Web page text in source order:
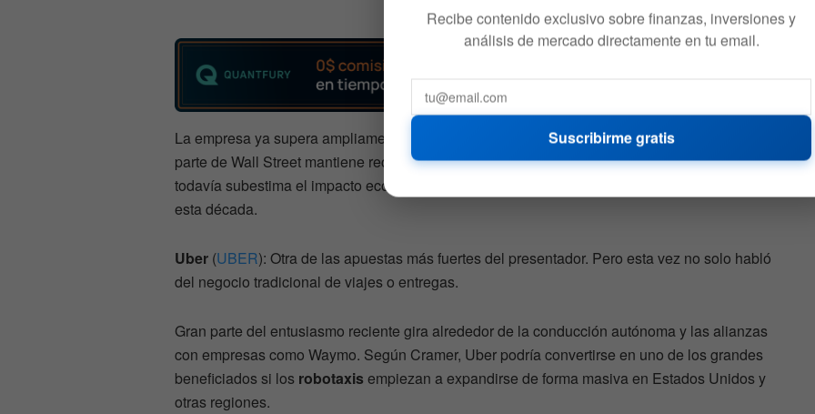
La empresa ya supera ampliamente los 5 billones de dólares de valoración y, aun así, buena
parte de Wall Street mantiene recomendaciones alcistas. Cramer considera que el mercado
todavía subestima el impacto económico que tendrá la IA sobre múltiples industrias durante
esta década.
Uber (UBER): Otra de las apuestas más fuertes del presentador. Pero esta vez no solo habló
del negocio tradicional de viajes o entregas.
Gran parte del entusiasmo reciente gira alrededor de la conducción autónoma y las alianzas
con empresas como Waymo. Según Cramer, Uber podría convertirse en uno de los grandes
beneficiados si los robotaxis empiezan a expandirse de forma masiva en Estados Unidos y
otras regiones.
Recibe contenido exclusivo sobre finanzas, inversiones y
análisis de mercado directamente en tu email.
Suscribirme gratis